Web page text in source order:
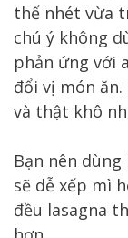
thể nhét vừa
chú ý không
phản ứng với
đổi vị món
và thật khô
Bạn nên
sẽ dễ xếp mì
đều lasagna